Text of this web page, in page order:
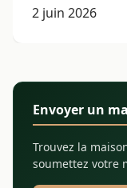
2 juin 2026
Envoyer un
Trouvez la
soumettez votre